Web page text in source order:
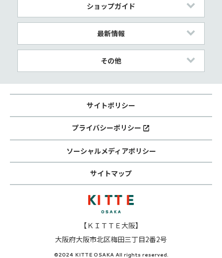
ショップガイド
最新情報
その他
サイトポリシー
プライバシーポリシー
ソーシャルメディアポリシー
サイトマップ
【ＫＩＴＴＥ大阪】
大阪府大阪市北区梅田三丁目2番2号
©2024 KITTE OSAKA All rights reserved.